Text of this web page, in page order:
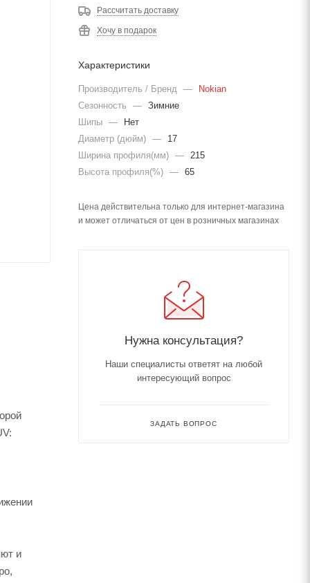
и
Рассчитать доставку
Хочу в подарок
Характеристики
Производитель / Бренд —
Nokian
Сезонность
— Зимние
Шипы —
Нет
Диаметр (дюйм) —
17
Ширина профиля(мм) — 215
Высота профиля(%) — 65
Цена действительна только для интернет-магазина
и может отличаться от цен в розничных магазинах
Нужна консультация?
Наши специалисты ответят на любой
интересующий вопрос
ЗАДАТЬ ВОПРОС